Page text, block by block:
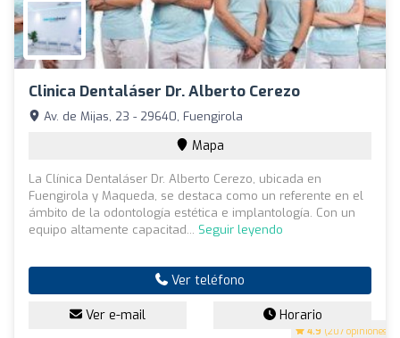
Clinica Dentaláser Dr. Alberto Cerezo
4.9 (207 opiniones)
Av. de Mijas, 23 - 29640, Fuengirola
Mapa
La Clínica Dentaláser Dr. Alberto Cerezo, ubicada en
Fuengirola y Maqueda, se destaca como un referente en el
ámbito de la odontología estética e implantología. Con un
equipo altamente capacitad... Seguir leyendo
Ver teléfono
Ver e-mail Horario